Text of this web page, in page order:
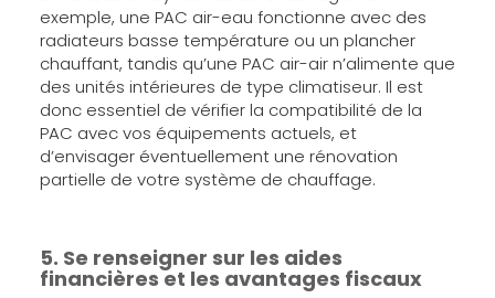
exemple, une PAC air-eau fonctionne avec des
radiateurs basse température ou un plancher
chauffant, tandis qu’une PAC air-air n’alimente que
des unités intérieures de type climatiseur. Il est
donc essentiel de vérifier la compatibilité de la
PAC avec vos équipements actuels, et
d’envisager éventuellement une rénovation
partielle de votre système de chauffage.
5. Se renseigner sur les aides
financières et les avantages fiscaux